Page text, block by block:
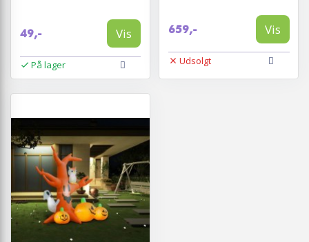
49,- Vis
På lager
659,- Vis
Udsolgt